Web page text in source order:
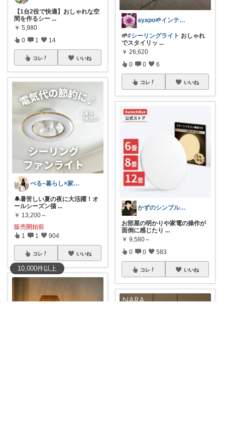
10,000件以上
【1台2役で快適】おしゃれな空
間を作るシー ...
￥ 5,980
0 1 14
コレ いいね
べる~暮らし×家事をラクに快適に
🔔暑苦しい夏の夜に大活躍！オ
ールシーズン循 ...
￥ 13,200～
販売開始前
1 1 904
コレ いいね
ayapo🌱インテリア&雑貨
🌱#シーリングライト おしゃれ
でスタイリッ ...
￥ 26,620
0 0 6
コレ いいね
かずのシンプル生活｜一生モノに出会う場所
お部屋の明かりや家電の操作が
面倒に感じたり ...
￥ 9,580～
0 0 583
コレ いいね